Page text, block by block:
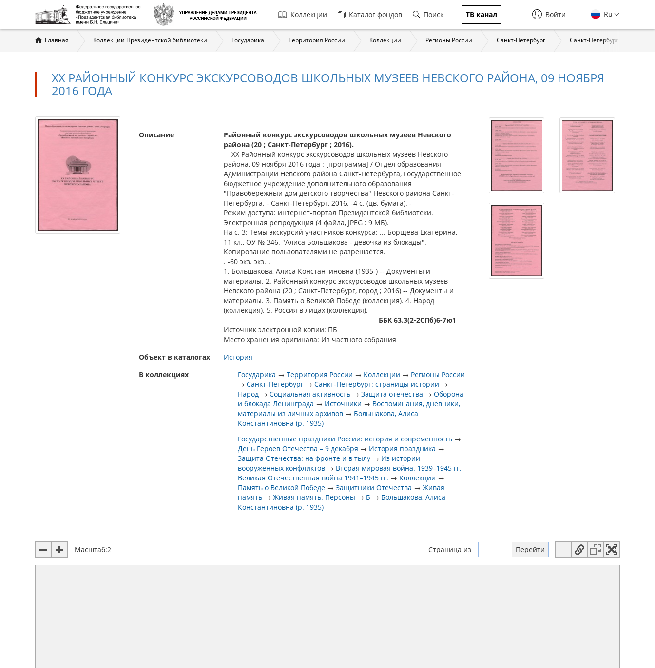
Главная
навигация
Коллекции Каталог фондов Поиск ТВ канал Ru
Войти
Вы
здесь
Главная Коллекции Президентской библиотеки Государика Территория России Коллекции Регионы России Санкт-Петербург Санкт-Петербург: страницы
XX РАЙОННЫЙ КОНКУРС ЭКСКУРСОВОДОВ ШКОЛЬНЫХ МУЗЕЕВ НЕВСКОГО РАЙОНА, 09 НОЯБРЯ
2016 ГОДА
Описание
Районный конкурс экскурсоводов школьных музеев Невского
района (20 ; Санкт-Петербург ; 2016).
XX Районный конкурс экскурсоводов школьных музеев Невского
района, 09 ноября 2016 года : [программа] / Отдел образования
Администрации Невского района Санкт-Петербурга, Государственное
бюджетное учреждение дополнительного образования
"Правобережный дом детского творчества" Невского района Санкт-
Петербурга. - Санкт-Петербург, 2016. -4 с. (цв. бумага). -
Режим доступа: интернет-портал Президентской библиотеки.
Электронная репродукция (4 файла, JPEG : 9 МБ).
На с. 3: Темы экскурсий участников конкурса: ... Борщева Екатерина,
11 кл., ОУ № 346. "Алиса Большакова - девочка из блокады".
Копирование пользователями не разрешается.
. -60 экз. экз. .
1. Большакова, Алиса Константиновна (1935-) -- Документы и
материалы. 2. Районный конкурс экскурсоводов школьных музеев
Невского района (20 ; Санкт-Петербург, город ; 2016) -- Документы и
материалы. 3. Память о Великой Победе (коллекция). 4. Народ
(коллекция). 5. Россия в лицах (коллекция).
ББК 63.3(2-2СПб)6-7ю1
Источник электронной копии: ПБ
Место хранения оригинала: Из частного собрания
Объект в каталогах
История
В коллекциях
Государика →Территория России → Коллекции → Регионы России
→Санкт-Петербург →Санкт-Петербург: страницы истории →
Народ →Социальная активность →Защита отечества →Оборона
и блокада Ленинграда → Источники → Воспоминания, дневники,
материалы из личных архивов → Большакова, Алиса
Константиновна (р. 1935)
Государственные праздники России: история и современность →
День Героев Отечества – 9 декабря → История праздника →
Защита Отечества: на фронте и в тылу → Из истории
вооруженных конфликтов → Вторая мировая война. 1939–1945 гг.
Великая Отечественная война 1941–1945 гг. → Коллекции →
Память о Великой Победе →Защитники Отечества →Живая
память →Живая память. Персоны → Б → Большакова, Алиса
Константиновна (р. 1935)
Масштаб:2 Страница из